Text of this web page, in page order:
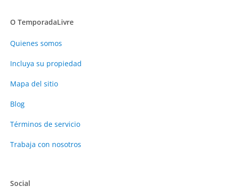
O TemporadaLivre
Quienes somos
Incluya su propiedad
Mapa del sitio
Blog
Términos de servicio
Trabaja con nosotros
Social